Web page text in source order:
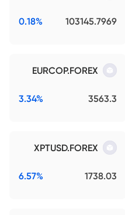
103145.7969
0.18%
EURCOP.FOREX
3563.3
3.34%
XPTUSD.FOREX
1738.03
6.57%